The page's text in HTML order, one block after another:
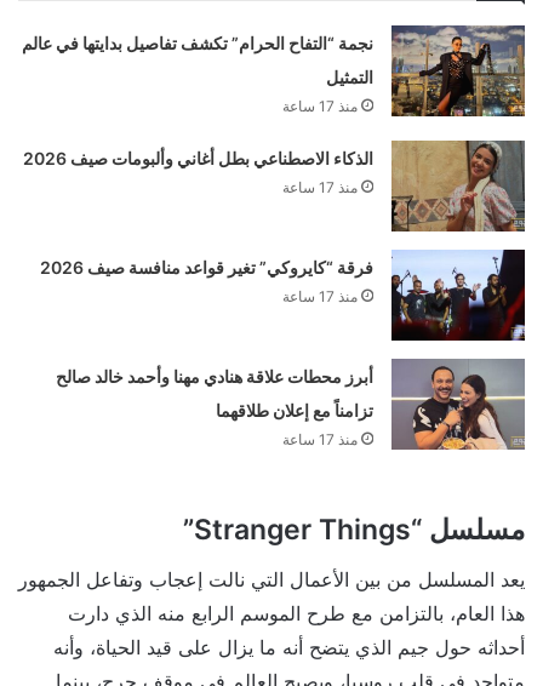
نجمة “التفاح الحرام” تكشف تفاصيل بدايتها في عالم
التمثيل
منذ 17 ساعة
الذكاء الاصطناعي بطل أغاني وألبومات صيف 2026
منذ 17 ساعة
فرقة “كايروكي” تغير قواعد منافسة صيف 2026
منذ 17 ساعة
أبرز محطات علاقة هنادي مهنا وأحمد خالد صالح
تزامناً مع إعلان طلاقهما
منذ 17 ساعة
مسلسل “Stranger Things”
يعد المسلسل من بين الأعمال التي نالت إعجاب وتفاعل الجمهور
هذا العام، بالتزامن مع طرح الموسم الرابع منه الذي دارت
أحداثه حول جيم الذي يتضح أنه ما يزال على قيد الحياة، وأنه